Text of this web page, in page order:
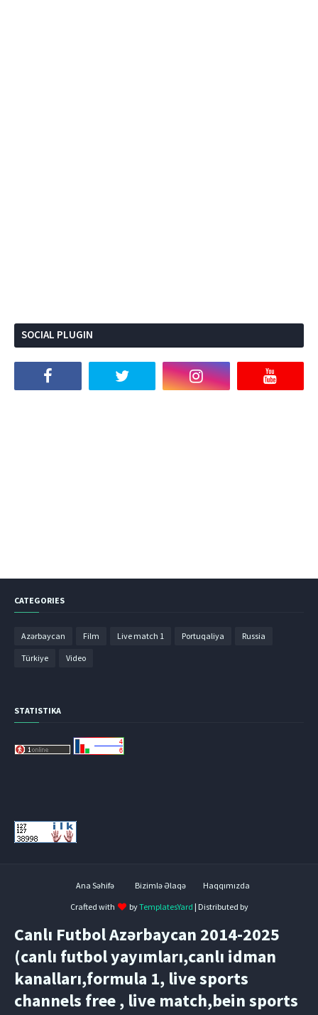
SOCIAL PLUGIN
CATEGORIES
Azərbaycan Film Live match 1 Portuqaliya Russia
Türkiye Video
STATISTIKA
Ana Səhifə Bizimlə Əlaqə
Haqqımızda
Crafted with
byTemplatesYard | Distributed by
Canlı Futbol Azərbaycan 2014-2025
(canlı futbol yayımları,canlı idman
kanalları,formula 1, live sports
channels free , live match,bein sports